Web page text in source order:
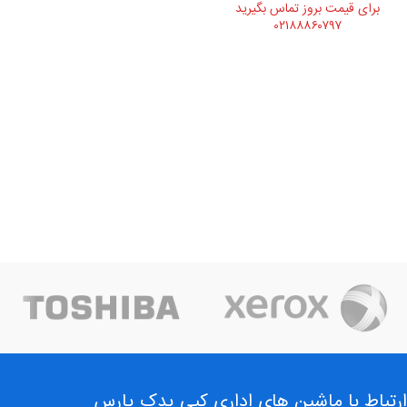
برای قیمت بروز تماس بگیرید
۰۲۱۸۸۸۶۰۷۹۷